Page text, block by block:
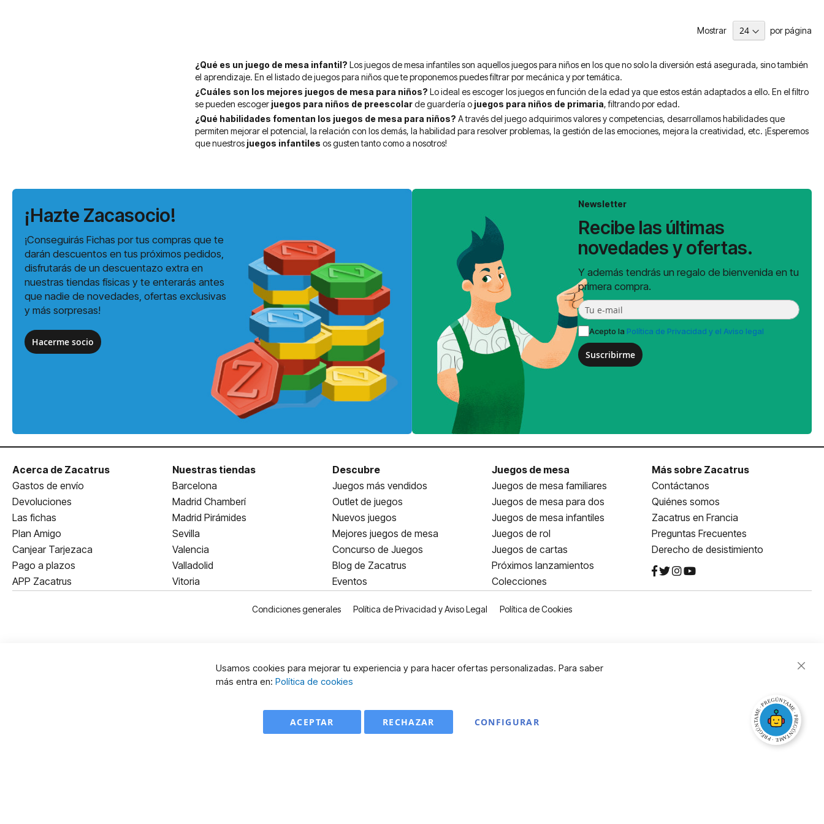
Mostrar por página
¿Qué es un juego de mesa infantil? Los juegos de mesa infantiles son aquellos juegos para niños en los que no solo la diversión está asegurada, sino también
el aprendizaje. En el listado de juegos para niños que te proponemos puedes filtrar por mecánica y por temática.
¿Cuáles son los mejores juegos de mesa para niños? Lo ideal es escoger los juegos en función de la edad ya que estos están adaptados a ello. En el filtro
se pueden escoger juegos para niños de preescolarde guardería o juegos para niños de primaria, filtrando por edad.
¿Qué habilidades fomentan los juegos de mesa para niños? A través del juego adquirimos valores y competencias, desarrollamos habilidades que
permiten mejorar el potencial, la relación con los demás, la habilidad para resolver problemas, la gestión de las emociones, mejora la creatividad, etc. ¡Esperemos
que nuestros juegos infantiles os gusten tanto como a nosotros!
¡Hazte Zacasocio!
¡Conseguirás Fichas por tus compras que te
darán descuentos en tus próximos pedidos,
disfrutarás de un descuentazo extra en
nuestras tiendas físicas y te enterarás antes
que nadie de novedades, ofertas exclusivas
y más sorpresas!
Hacerme socio
Newsletter
Recibe las últimas
novedades y ofertas.
Y además tendrás un regalo de bienvenida en tu
primera compra.
Acepto la Política de Privacidad y el Aviso legal
Suscribirme
Acerca de Zacatrus
Gastos de envío
Devoluciones
Las fichas
Plan Amigo
Canjear Tarjezaca
Pago a plazos
APP Zacatrus
Nuestras tiendas
Barcelona
Madrid Chamberí
Madrid Pirámides
Sevilla
Valencia
Valladolid
Vitoria
Descubre
Juegos más vendidos
Outlet de juegos
Nuevos juegos
Mejores juegos de mesa
Concurso de Juegos
Blog de Zacatrus
Eventos
Juegos de mesa
Juegos de mesa familiares
Juegos de mesa para dos
Juegos de mesa infantiles
Juegos de rol
Juegos de cartas
Próximos lanzamientos
Colecciones
Más sobre Zacatrus
Contáctanos
Quiénes somos
Zacatrus en Francia
Preguntas Frecuentes
Derecho de desistimiento
Condiciones generales Política de Privacidad y Aviso Legal Política de Cookies
Usamos cookies para mejorar tu experiencia y para hacer ofertas personalizadas. Para saber
más entra en: Política de cookies
ACEPTAR CONFIGURAR
RECHAZAR